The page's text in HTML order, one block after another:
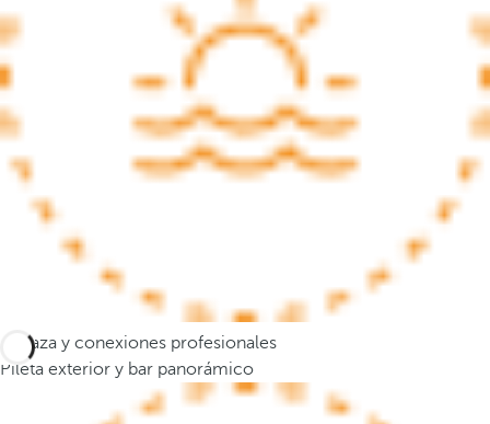
m
u
e
v
e
a
Terraza y conexiones profesionales
Pileta exterior y bar panorámico